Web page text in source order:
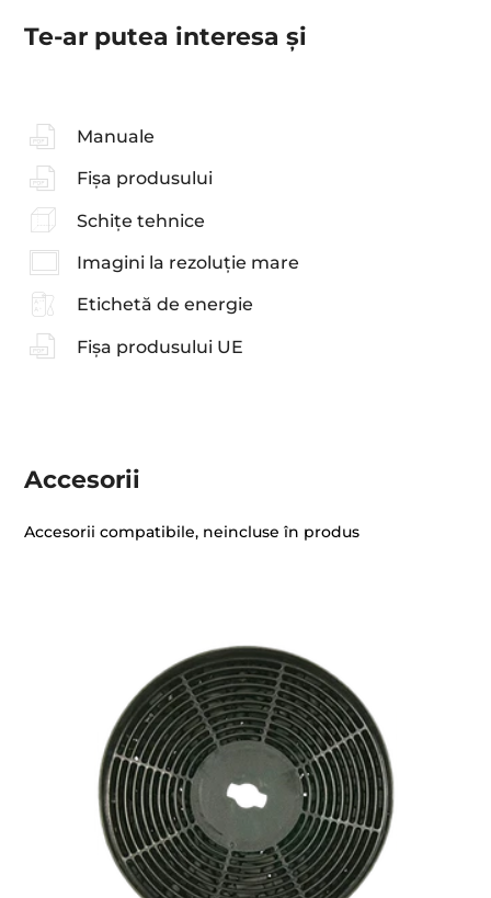
Te-ar putea interesa şi
Manuale
Fișa produsului
Schițe tehnice
Imagini la rezoluție mare
Etichetă de energie
Fișa produsului UE
Accesorii
Accesorii compatibile, neincluse în produs